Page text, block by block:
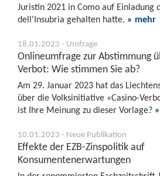
Juristin 2021 in Como auf Einladung
dell'Insubria gehalten hatte. » mehr
18.01.2023 - Umfrage
Onlineumfrage zur Abstimmung
Verbot: Wie stimmen Sie ab?
Am 29. Januar 2023 hat das
über die Volksinitiative «Casino-
ist Ihre Meinung zu dieser Vorlage?
10.01.2023 - Neue Publikation
Effekte der EZB-Zinspolitik auf
Konsumentenerwartungen